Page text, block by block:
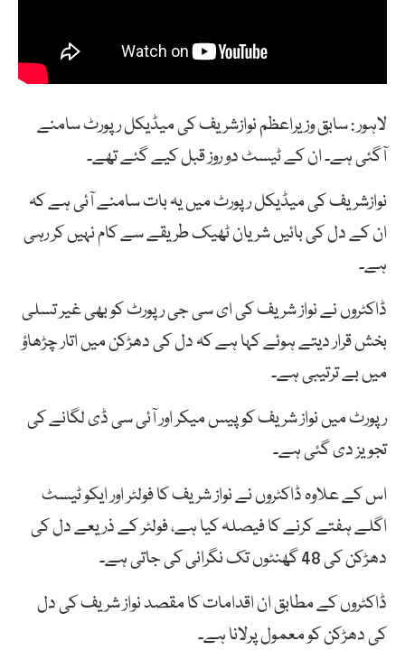
لاہور : سابق وزیراعظم نوازشریف کی میڈیکل رپورٹ سامنے
آگئی ہے۔ ان کے ٹیسٹ دو روز قبل کیے گئے تھے۔
نوازشریف کی میڈیکل رپورٹ میں یہ بات سامنے آئی ہے کہ
ان کے دل کی بائیں شریان ٹھیک طریقے سے کام نہیں کر رہی
ہے۔
ڈاکٹروں نے نواز شریف کی ای سی جی رپورٹ کو بھی غیر تسلی
بخش قرار دیتے ہوئے کہا ہے کہ دل کی دھڑکن میں اتار چڑھاؤ
میں بے ترتیبی ہے۔
رپورٹ میں نواز شریف کو پیس میکر اور آئی سی ڈی لگانے کی
تجویز دی گئی ہے۔
اس کے علاوہ ڈاکٹروں نے نواز شریف کا فولٹر اور ایکو ٹیسٹ
اگلے ہفتے کرنے کا فیصلہ کیا ہے، فولٹر کے ذریعے دل کی
دھڑکن کی 48 گھنٹوں تک نگرانی کی جاتی ہے۔
ڈاکٹروں کے مطابق ان اقدامات کا مقصد نواز شریف کی دل
کی دھڑکن کو معمول پرلانا ہے۔